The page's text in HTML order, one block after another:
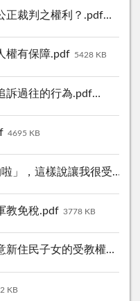
正裁判之權利？.pdf 5965 KB
權有保障.pdf 5428 KB
訴過往的行為.pdf 3993 KB
4695 KB
，這樣說讓我很受傷.pdf
教免稅.pdf 3778 KB
民子女的受教權？.pdf
KB